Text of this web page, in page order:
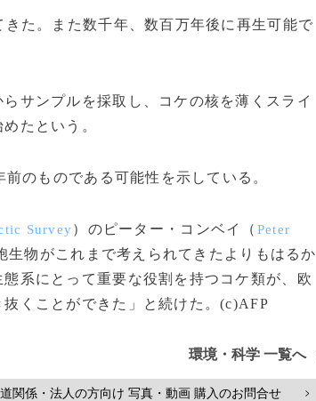
た。また数千年、数百万年後に再生可能で
サンプルを採取し、コケの核を薄くスライ
たという。
のものである可能性を示している。
Survey）のピーター・コンベイ（ Peter
物がこれまで考えられてきたよりもはるか
系にとって重要な役割を持つコケ類が、欧
くことができた」と続けた。(c)AFP
環境・科学 一覧へ
関係・法人の方向け 写真・動画 購入のお問合せ >